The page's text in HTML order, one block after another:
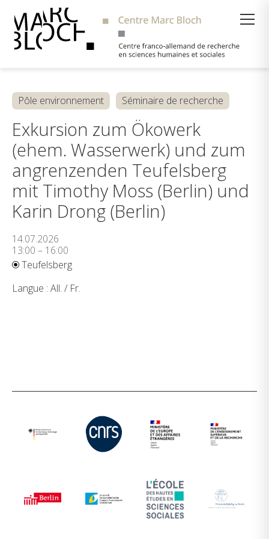
Pôle environnement Séminaire de recherche
Exkursion zum Ökowerk
(ehem. Wasserwerk) und zum
angrenzenden Teufelsberg
mit Timothy Moss (Berlin) und
Karin Drong (Berlin)
14.07.2026
13:00 – 16:00
Teufelsberg
Langue : All. / Fr.